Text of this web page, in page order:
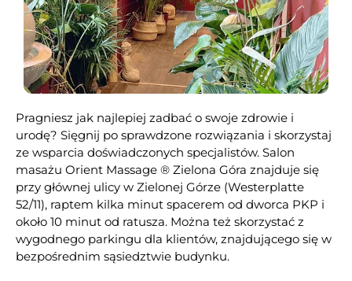
Pragniesz jak najlepiej zadbać o swoje zdrowie i
urodę? Sięgnij po sprawdzone rozwiązania i skorzystaj
ze wsparcia doświadczonych specjalistów. Salon
masażu Orient Massage ® Zielona Góra znajduje się
przy głównej ulicy w Zielonej Górze (Westerplatte
52/11), raptem kilka minut spacerem od dworca PKP i
około 10 minut od ratusza. Można też skorzystać z
wygodnego parkingu dla klientów, znajdującego się w
bezpośrednim sąsiedztwie budynku.